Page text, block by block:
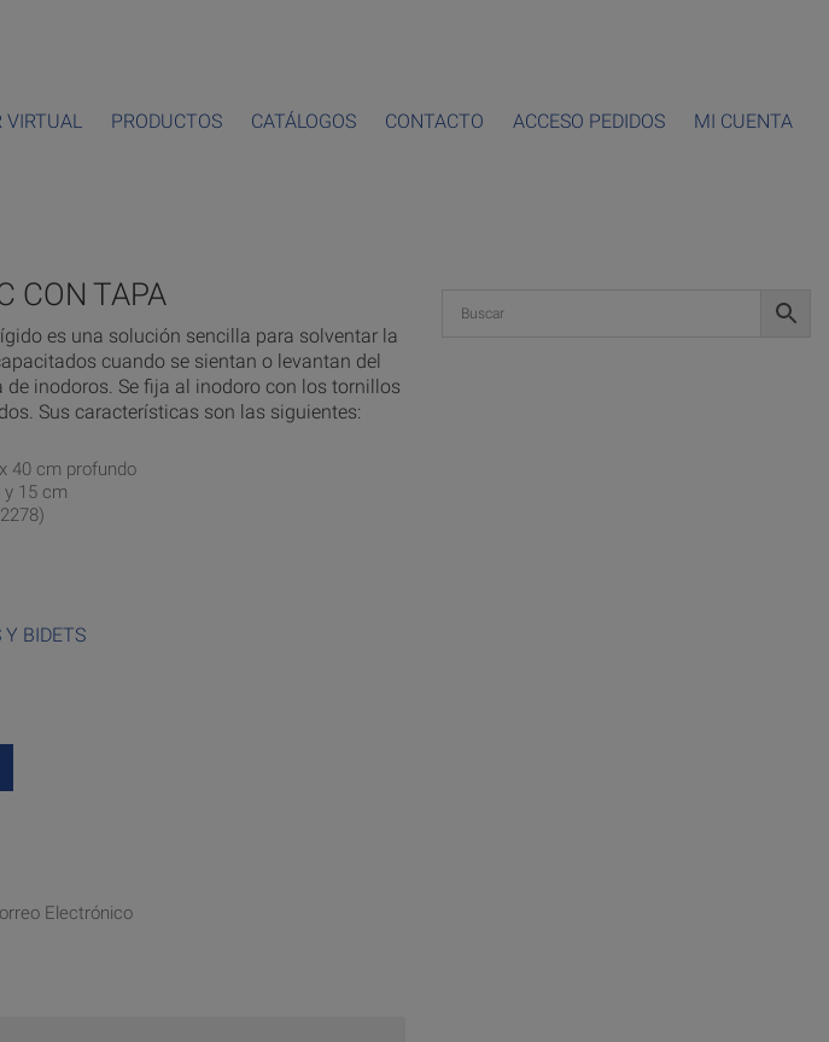
VIRTUAL PRODUCTOS CATÁLOGOS CONTACTO ACCESO PEDIDOS MI CUENTA
CON TAPA
es una solución sencilla para solventar la
cuando se sientan o levantan del
inodoros. Se fija al inodoro con los tornillos
Sus características son las siguientes:
40 cm profundo
y 15 cm
Y BIDETS
Electrónico